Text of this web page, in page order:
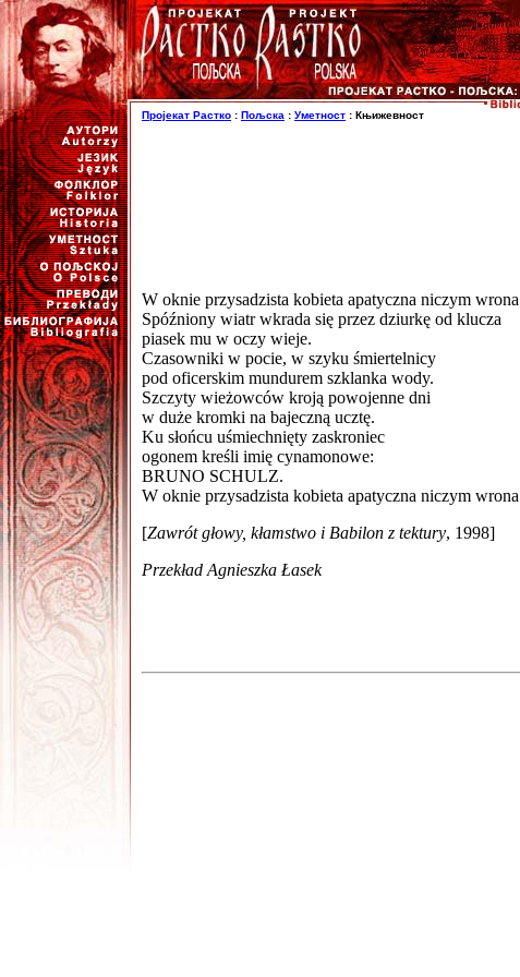
Пројекат Растко : Пољска : Уметност : Књижевност
W oknie przysadzista kobieta apatyczna niczym
Spóźniony wiatr wkrada się przez dziurkę od klucza
piasek mu w oczy wieje.
Czasowniki w pocie, w szyku śmiertelnicy
pod oficerskim mundurem szklanka wody.
Szczyty wieżowców kroją powojenne dni
w duże kromki na bajeczną ucztę.
Ku słońcu uśmiechnięty zaskroniec
ogonem kreśli imię cynamonowe:
BRUNO SCHULZ.
W oknie przysadzista kobieta apatyczna niczym
[Zawrót głowy, kłamstwo i Babilon z tektury, 1998]
Przekład Agnieszka Łasek